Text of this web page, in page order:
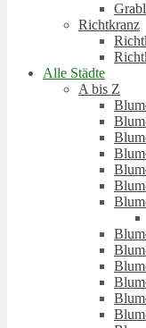
Richtkranz
Alle Städte
A bis Z